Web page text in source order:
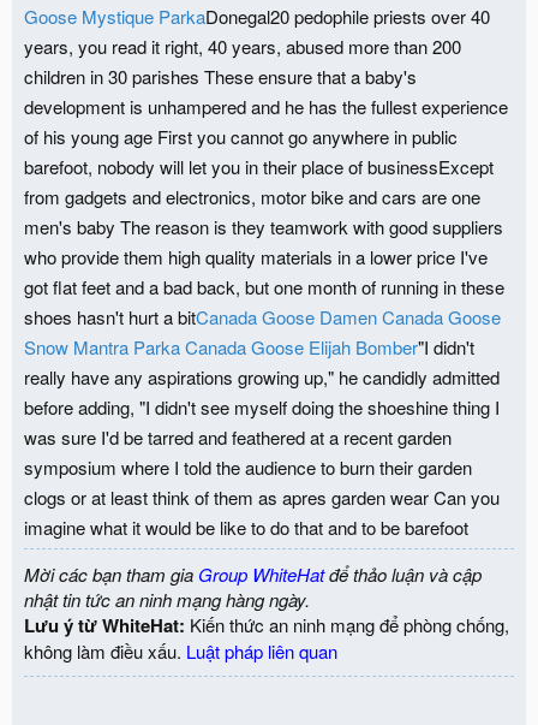
Goose Mystique ParkaDonegal20 pedophile priests over 40
years, you read it right, 40 years, abused more than 200
children in 30 parishes These ensure that a baby's
development is unhampered and he has the fullest experience
of his young age First you cannot go anywhere in public
barefoot, nobody will let you in their place of businessExcept
from gadgets and electronics, motor bike and cars are one
men's baby The reason is they teamwork with good suppliers
who provide them high quality materials in a lower price I've
got flat feet and a bad back, but one month of running in these
shoes hasn't hurt a bitCanada Goose DamenCanada Goose
Snow Mantra ParkaCanada Goose Elijah Bomber"I didn't
really have any aspirations growing up," he candidly admitted
before adding, "I didn't see myself doing the shoeshine thing I
was sure I'd be tarred and feathered at a recent garden
symposium where I told the audience to burn their garden
clogs or at least think of them as apres garden wear Can you
imagine what it would be like to do that and to be barefoot
Mời các bạn tham gia Group WhiteHatđể thảo luận và cập
nhật tin tức an ninh mạng hàng ngày.
Lưu ý từ WhiteHat: Kiến thức an ninh mạng để phòng chống,
không làm điều xấu. Luật pháp liên quan